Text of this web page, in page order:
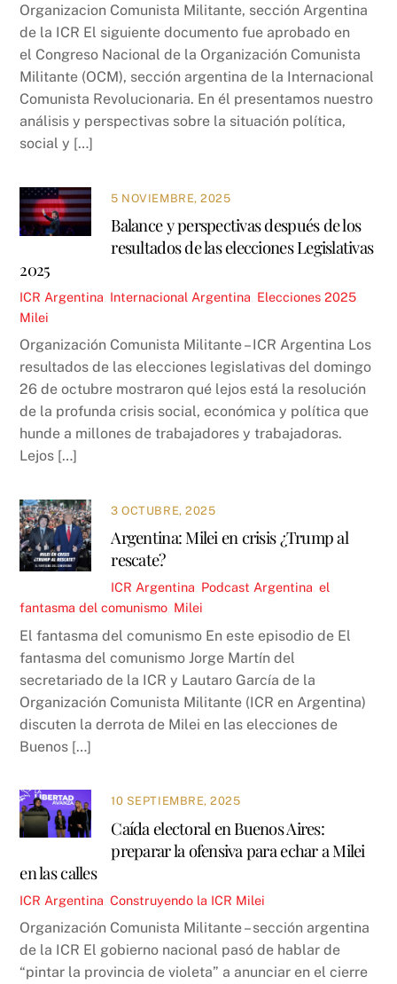
Organizacion Comunista Militante, sección Argentina
de la ICR El siguiente documento fue aprobado en
el Congreso Nacional de la Organización Comunista
Militante (OCM), sección argentina de la Internacional
Comunista Revolucionaria. En él presentamos nuestro
análisis y perspectivas sobre la situación política,
social y […]
5 NOVIEMBRE, 2025
Balance y perspectivas después de los
resultados de las elecciones Legislativas
2025
ICR Argentina Internacional Argentina Elecciones 2025
Milei
Organización Comunista Militante – ICR Argentina Los
resultados de las elecciones legislativas del domingo
26 de octubre mostraron qué lejos está la resolución
de la profunda crisis social, económica y política que
hunde a millones de trabajadores y trabajadoras.
Lejos […]
3 OCTUBRE, 2025
Argentina: Milei en crisis ¿Trump al
rescate?
ICR Argentina Podcast Argentina ,el
fantasma del comunismo Milei
El fantasma del comunismo En este episodio de El
fantasma del comunismo Jorge Martín del
secretariado de la ICR y Lautaro García de la
Organización Comunista Militante (ICR en Argentina)
discuten la derrota de Milei en las elecciones de
Buenos […]
10 SEPTIEMBRE, 2025
Caída electoral en Buenos Aires:
preparar la ofensiva para echar a Milei
en las calles
ICR Argentina ,Construyendo la ICR Milei
Organización Comunista Militante – sección argentina
de la ICR El gobierno nacional pasó de hablar de
“pintar la provincia de violeta” a anunciar en el cierre